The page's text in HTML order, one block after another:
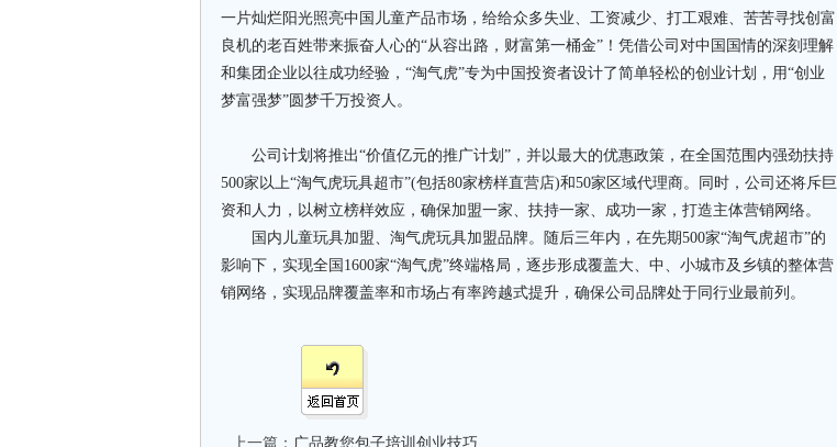
一片灿烂阳光照亮中国儿童产品市场，给给众多失业、工资减少、打工艰难、苦苦寻找创富
良机的老百姓带来振奋人心的“从容出路，财富第一桶金”！凭借公司对中国国情的深刻理解
和集团企业以往成功经验，“淘气虎”专为中国投资者设计了简单轻松的创业计划，用“创业
梦富强梦”圆梦千万投资人。
公司计划将推出“价值亿元的推广计划”，并以最大的优惠政策，在全国范围内强劲扶持
500家以上“淘气虎玩具超市”(包括80家榜样直营店)和50家区域代理商。同时，公司还将斥巨
资和人力，以树立榜样效应，确保加盟一家、扶持一家、成功一家，打造主体营销网络。
国内儿童玩具加盟、淘气虎玩具加盟品牌。随后三年内，在先期500家“淘气虎超市”的
影响下，实现全国 1600家“淘气虎”终端格局，逐步形成覆盖大、中、小城市及乡镇的整体营
销网络，实现品牌覆盖率和市场占有率跨越式提升，确保公司品牌处于同行业最前列。
上一篇： 广品教您包子培训创业技巧